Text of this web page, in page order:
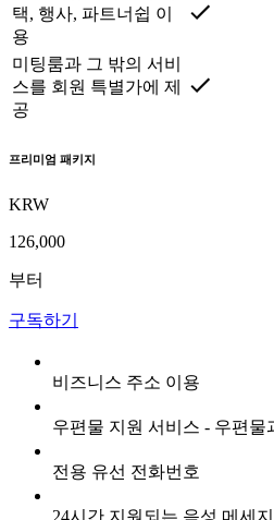
택, 행사, 파트너쉽 이
용
미팅룸과 그 밖의 서비
스를 회원 특별가에 제
공
프리미엄 패키지
KRW
126,000
부터
구독하기
비즈니스 주소 이용
우편물 지원 서비스 - 우편물
전용 유선 전화번호
24시간 지원되는 음성 메세